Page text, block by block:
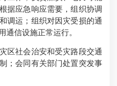
据应急响应需要，组织协调
调运；组织对因灾受损的通
通信设施正常运行。
社会治安和受灾路段交通
；会同有关部门处置突发事